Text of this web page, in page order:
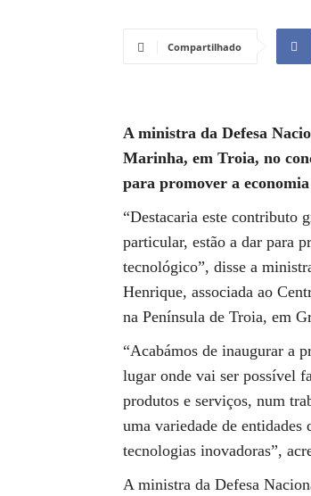
Compartilhado
A ministra da Defesa
Marinha, em Troia, no
para promover a
“Destacaria este contributo
particular, estão a dar para
tecnológico”, disse a
Henrique, associada ao
na Península de Troia, em
“Acabámos de inaugurar a
lugar onde vai ser possível
produtos e serviços, num
uma variedade de entidades
tecnologias inovadoras”,
A ministra da Defesa